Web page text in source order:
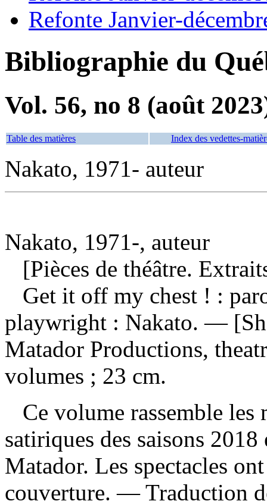
Refonte Janvier-
Bibliographie du
Vol. 56, no 8 (août
Table des matières Index des vedettes-
Nakato, 1971- auteur
Nakato, 1971-, auteur
[Pièces de théâtre.
Get it off my chest ! :
playwright : Nakato. —
Matador Productions,
volumes ; 23 cm.
Ce volume rassemble les
satiriques des saisons
Matador. Les spectacles
couverture. — Traduction